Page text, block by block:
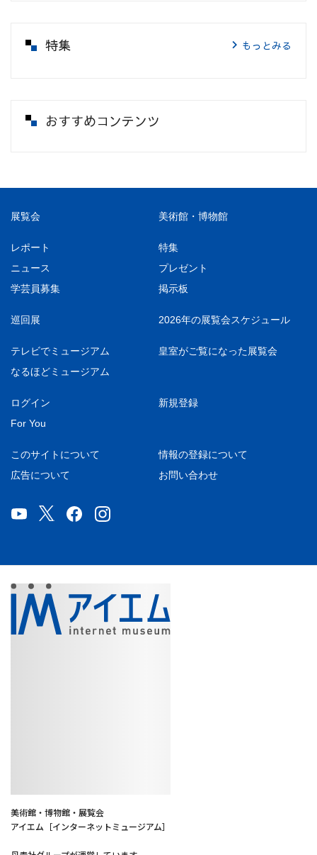
特集 もっとみる
おすすめコンテンツ
展覧会 美術館・博物館
レポート
特集
ニュース
プレゼント
学芸員募集
掲示板
巡回展 2026年の展覧会スケジュール
テレビでミュージアム
皇室がご覧になった展覧会
なるほどミュージアム
ログイン
新規登録
For You
このサイトについて
情報の登録について
広告について
お問い合わせ
美術館・博物館・展覧会
アイエム［インターネットミュージアム］